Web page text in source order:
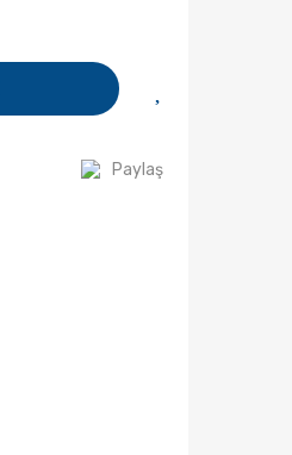
Paylaş